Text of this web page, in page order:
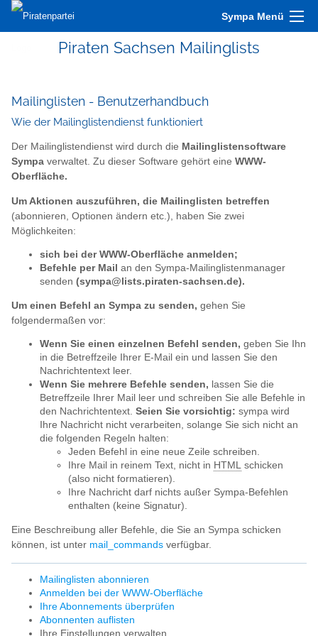
Sympa Menü
Piraten Sachsen Mailinglists
Mailinglisten - Benutzerhandbuch
Wie der Mailinglistendienst funktioniert
Der Mailinglistendienst wird durch die Mailinglistensoftware
Sympa verwaltet. Zu dieser Software gehört eine WWW-
Oberfläche.
Um Aktionen auszuführen, die Mailinglisten betreffen
(abonnieren, Optionen ändern etc.), haben Sie zwei
Möglichkeiten:
sich bei der WWW-Oberfläche anmelden;
Befehle per Mail an den Sympa-Mailinglistenmanager
senden (sympa@lists.piraten-sachsen.de).
Um einen Befehl an Sympa zu senden, gehen Sie
folgendermaßen vor:
Wenn Sie einen einzelnen Befehl senden, geben Sie Ihn
in die Betreffzeile Ihrer E-Mail ein und lassen Sie den
Nachrichtentext leer.
Wenn Sie mehrere Befehle senden, lassen Sie die
Betreffzeile Ihrer Mail leer und schreiben Sie alle Befehle in
den Nachrichtentext. Seien Sie vorsichtig: sympa wird
Ihre Nachricht nicht verarbeiten, solange Sie sich nicht an
die folgenden Regeln halten:
Jeden Befehl in eine neue Zeile schreiben.
Ihre Mail in reinem Text, nicht in HTML schicken
(also nicht formatieren).
Ihre Nachricht darf nichts außer Sympa-Befehlen
enthalten (keine Signatur).
Eine Beschreibung aller Befehle, die Sie an Sympa schicken
können, ist unter mail_commands verfügbar.
Mailinglisten abonnieren
Anmelden bei der WWW-Oberfläche
Ihre Abonnements überprüfen
Abonnenten auflisten
Ihre Einstellungen verwalten